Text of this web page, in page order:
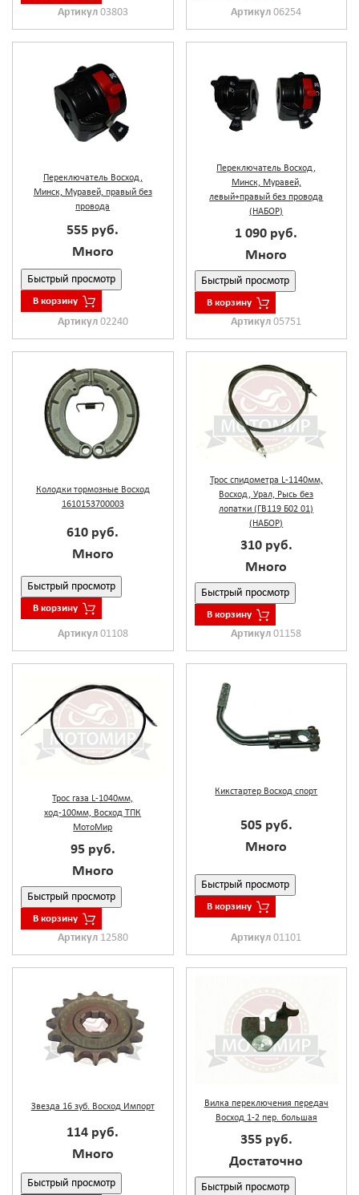
Артикул 03803 Артикул06254
Переключатель Восход,
Минск, Муравей, правый без
провода
555 руб.
Много
Быстрый просмотр
В корзину
Артикул 02240
Переключатель Восход,
Минск, Муравей,
левый+правый без провода
(НАБОР)
1 090 руб.
Много
Быстрый просмотр
В корзину
Артикул05751
Колодки тормозные Восход
1610153700003
610 руб.
Много
Быстрый просмотр
В корзину
Артикул 01108
Трос спидометра L-1140мм,
Восход, Урал, Рысь без
лопатки (ГВ119 Б02 01)
(НАБОР)
310 руб.
Много
Быстрый просмотр
В корзину
Артикул01158
Трос газа L-1040мм,
ход-100мм, Восход ТПК
МотоМир
95 руб.
Много
Быстрый просмотр
В корзину
Артикул 12580
Кикстартер Восход спорт
505 руб.
Много
Быстрый просмотр
В корзину
Артикул01101
Звезда 16 зуб. Восход Импорт
114 руб.
Много
Быстрый просмотр
Вилка переключения передач
Восход 1-2 пер. большая
355 руб.
Достаточно
Быстрый просмотр